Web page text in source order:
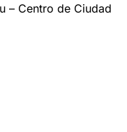
– Centro de Ciudad